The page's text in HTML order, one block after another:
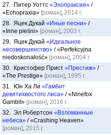
27. Питер Уоттс «Эхопраксия» /
«Echopraxia» [роман], 2014 г.
28. Яцек Дукай «Иные песни» /
«Inne pieśni» [роман], 2003 г.
29. Яцек Дукай «Идеальное
несовершенство» / «Perfekcyjna
niedoskonałość» [роман], 2004 г.
30. Кристофер Прист «Престиж» /
«The Prestige» [роман], 1995 г.
31. Юн Ха Ли «Гамбит
девятихвостого лиса» / «Ninefox
Gambit» [роман], 2016 г.
32. Эл Робертсон «Взломанные
небеса» / «Crashing Heaven»
[роман], 2015 г.